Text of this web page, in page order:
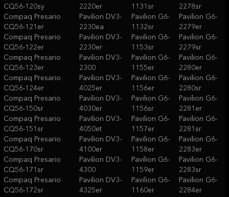
CQ56-120sy
Compaq Presario
CQ56-121er
Compaq Presario
CQ56-122er
Compaq Presario
CQ56-123er
Compaq Presario
CQ56-124er
Compaq Presario
CQ56-150sr
Compaq Presario
CQ56-151sr
Compaq Presario
CQ56-170sr
Compaq Presario
CQ56-171sr
Compaq Presario
CQ56-172sr
2220er
Pavilion DV3-
2230ea
Pavilion DV3-
2230er
Pavilion DV3-
2300
Pavilion DV3-
4025er
Pavilion DV3-
4030er
Pavilion DV3-
4050et
Pavilion DV3-
4100er
Pavilion DV3-
4300
Pavilion DV3-
4325er
1131sr
Pavilion G6-
1132sr
Pavilion G6-
1153sr
Pavilion G6-
1155er
Pavilion G6-
1156er
Pavilion G6-
1156sr
Pavilion G6-
1157er
Pavilion G6-
1158er
Pavilion G6-
1159er
Pavilion G6-
1160er
2278sr
Pavilion G6-
2279er
Pavilion G6-
2279sr
Pavilion G6-
2280er
Pavilion G6-
2280sr
Pavilion G6-
2281er
Pavilion G6-
2281sr
Pavilion G6-
2283er
Pavilion G6-
2283sr
Pavilion G6-
2284er